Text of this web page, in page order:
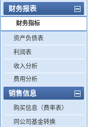
财务报表
财务指标
资产负债表
利润表
收入分析
费用分析
销售信息
购买信息（费率表）
同公司基金转换